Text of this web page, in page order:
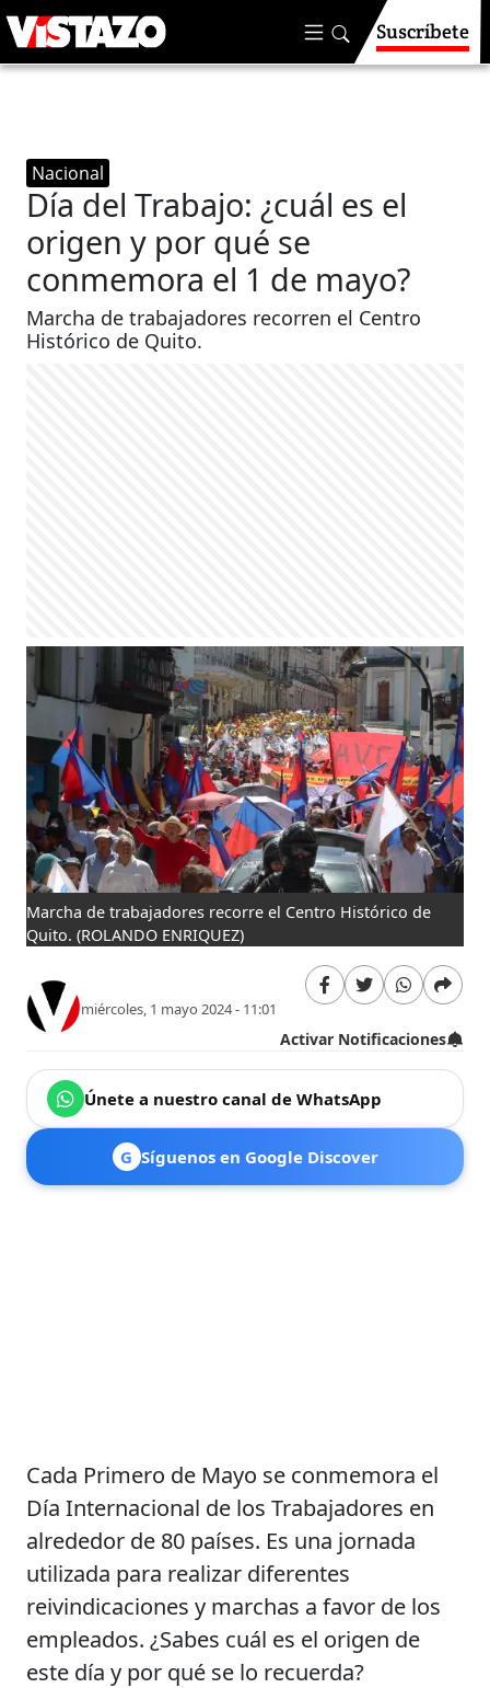
Suscríbete
Nacional
Día del Trabajo: ¿cuál es el
origen y por qué se
conmemora el 1 de mayo?
Marcha de trabajadores recorren el Centro
Histórico de Quito.
Marcha de trabajadores recorre el Centro Histórico de
Quito. (ROLANDO ENRIQUEZ)
miércoles, 1 mayo 2024 - 11:01
Activar Notificaciones
Únete a nuestro canal de WhatsApp
G Síguenos en Google Discover
Cada Primero de Mayo se conmemora el
Día Internacional de los Trabajadores en
alrededor de 80 países. Es una jornada
utilizada para realizar diferentes
reivindicaciones y marchas a favor de los
empleados. ¿Sabes cuál es el origen de
este día y por qué se lo recuerda?